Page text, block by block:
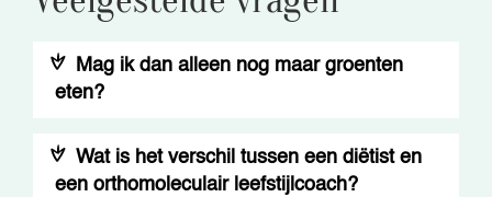
Mag ik dan alleen nog maar groenten
eten?
Wat is het verschil tussen een diëtist en
een orthomoleculair leefstijlcoach?